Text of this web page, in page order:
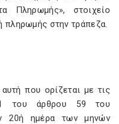
Πληρωμής», στοιχείο
πληρωμής στην τράπεζα.
που ορίζεται με τις
1 του άρθρου 59 του
20ή ημέρα των μηνών